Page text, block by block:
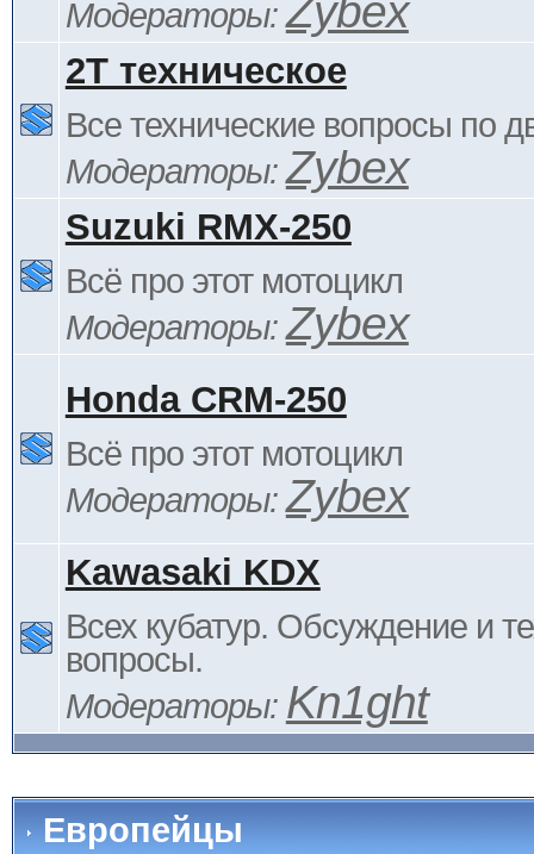
Модераторы:Zybex
2Т техническое
Все технические вопросы по
Модераторы:Zybex
Suzuki RMX-250
Всё про этот мотоцикл
Модераторы:Zybex
Honda CRM-250
Всё про этот мотоцикл
Модераторы:Zybex
Kawasaki KDX
Всех кубатур. Обсуждение и
вопросы.
Модераторы: Kn1ght
Европейцы